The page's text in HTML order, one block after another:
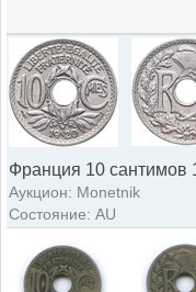
Франция 10 сантимов
Аукцион: Monetnik
Состояние: AU